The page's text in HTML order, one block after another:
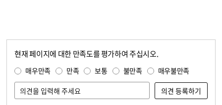
현재 페이지에 대한 만족도를 평가하여 주십시오.
매우만족 만족 보통 불만족 매우불만족